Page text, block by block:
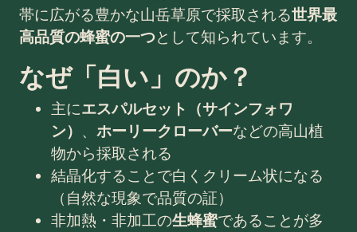
帯に広がる豊かな山岳草原で採取される世界最
高品質の蜂蜜の一つとして知られています。
なぜ「白い」のか？
主にエスパルセット（サインフォワ
ン） 、 ホーリークローバーなどの高山植
物から採取される
結晶化することで白くクリーム状になる
（自然な現象で品質の証）
非加熱・非加工の生蜂蜜であることが多